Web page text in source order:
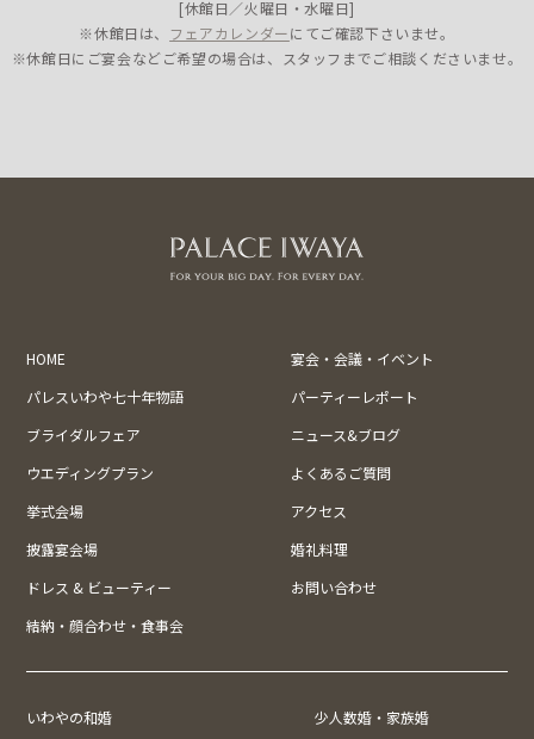
[休館日／火曜日・水曜日]
※休館日は、 フェアカレンダーにてご確認下さいませ。
※休館日にご宴会などご希望の場合は、スタッフまでご相談くださいませ。
HOME
宴会・会議・イベント
パレスいわや七十年物語
パーティーレポート
ブライダルフェア
ニュース&ブログ
ウエディングプラン
よくあるご質問
挙式会場
アクセス
披露宴会場
婚礼料理
ドレス & ビューティー
お問い合わせ
結納・顔合わせ・食事会
いわやの和婚 少人数婚・家族婚